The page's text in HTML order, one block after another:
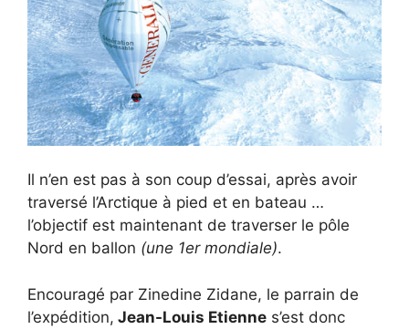
Il n’en est pas à son coup d’essai, après avoir
traversé l’Arctique à pied et en bateau …
l’objectif est maintenant de traverser le pôle
Nord en ballon (une 1er mondiale).
Encouragé par Zinedine Zidane, le parrain de
l’expédition, Jean-Louis Etienne s’est donc